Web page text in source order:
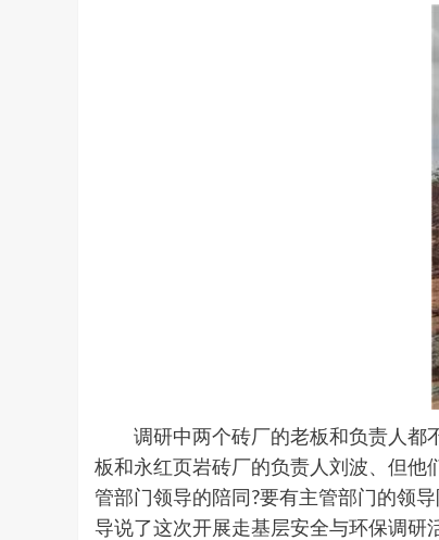
调研中两个砖厂的老板和负责人都不
板和永红页岩砖厂的负责人刘波、但他
管部门领导的陪同?要有主管部门的领
导说了这次开展走基层安全与环保调研